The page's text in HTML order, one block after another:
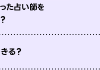
た占い師を
る？